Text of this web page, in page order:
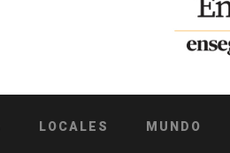
LOCALES MUNDO